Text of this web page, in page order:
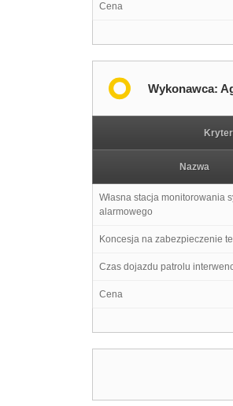
Cena
Wykonawca:
Nazwa
Własna stacja monitorowania
alarmowego
Koncesja na zabezpieczenie
Czas dojazdu patrolu
Cena